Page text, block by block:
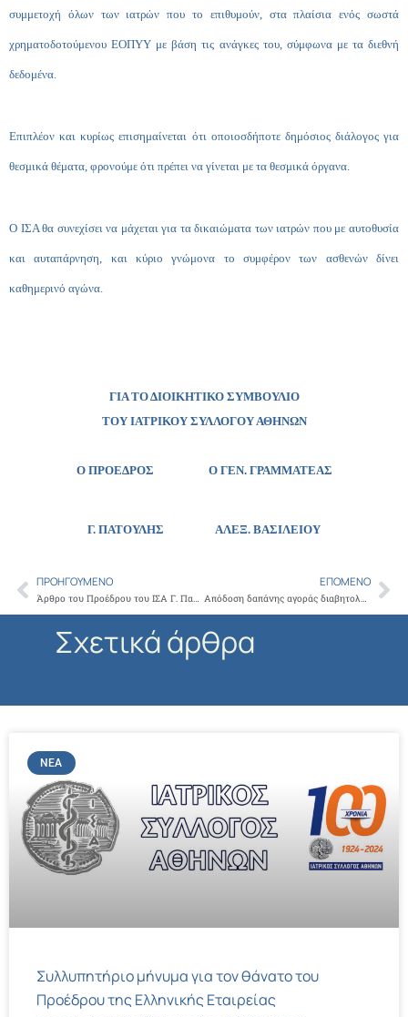
συμμετοχή όλων των ιατρών που το επιθυμούν, στα πλαίσια ενός σωστά
χρηματοδοτούμενου ΕΟΠΥΥ με βάση τις ανάγκες του, σύμφωνα με τα διεθνή
δεδομένα.
Επιπλέον και κυρίως επισημαίνεται ότι οποιοσδήποτε δημόσιος διάλογος για
θεσμικά θέματα, φρονούμε ότι πρέπει να γίνεται με τα θεσμικά όργανα.
Ο ΙΣΑ θα συνεχίσει να μάχεται για τα δικαιώματα των ιατρών που με αυτοθυσία
και αυταπάρνηση, και κύριο γνώμονα το συμφέρον των ασθενών δίνει
καθημερινό αγώνα.
ΓΙΑ ΤΟ ΔΙΟΙΚΗΤΙΚΟ ΣΥΜΒΟΥΛΙΟ
ΤΟΥ ΙΑΤΡΙΚΟΥ ΣΥΛΛΟΓΟΥ ΑΘΗΝΩΝ
Ο ΠΡΟΕΔΡΟΣ Ο ΓΕΝ. ΓΡΑΜΜΑΤΕΑΣ
Γ. ΠΑΤΟΥΛΗΣ ΑΛΕΞ. ΒΑΣΙΛΕΙΟΥ
Prev
ΠΡΟΗΓΟΎΜΕΝΟ
Άρθρο του Προέδρου του ΙΣΑ Γ. Πατούλη στο Βήμα: Διασφάλιση της αξιοπρεπούς εργασίας των γιατρών
ΕΠΌΜΕΝΟ
Απόδοση δαπάνης αγοράς διαβητολογικού υλικού
Σχετικά άρθρα
ΝΈΑ
Συλλυπητήριο μήνυμα για τον θάνατο του
Προέδρου της Ελληνικής Εταιρείας